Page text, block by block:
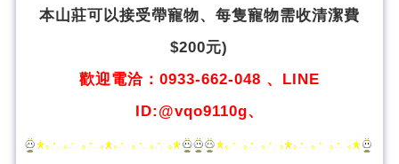
本山莊可以接受帶寵物、 每隻寵物需收清潔費
$200元)
歡迎電洽：0933-662-048 、LINE
ID:@vqo9110g、